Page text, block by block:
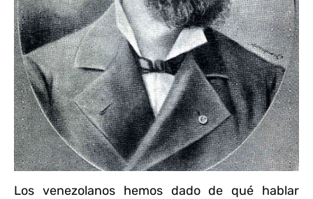
Los venezolanos hemos dado de qué hablar